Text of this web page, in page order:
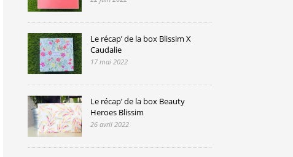
Le récap’ de la box Blissim X
Caudalie
17 mai 2022
Le récap’ de la box Beauty
Heroes Blissim
26 avril 2022